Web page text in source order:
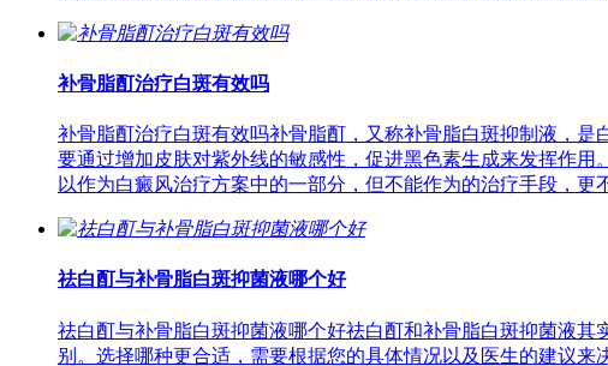
补骨脂酊治疗白斑有效吗
补骨脂酊治疗白斑有效吗补骨脂酊，又称补骨脂白斑抑制液，
要通过增加皮肤对紫外线的敏感性，促进黑色素生成来发挥作
以作为白癜风治疗方案中的一部分，但不能作为的治疗手段，更
祛白酊与补骨脂白斑抑菌液哪个好
祛白酊与补骨脂白斑抑菌液哪个好祛白酊和补骨脂白斑抑菌液
别。选择哪种更合适，需要根据您的具体情况以及医生的建议